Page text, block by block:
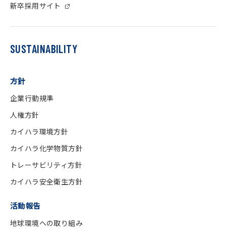
新卒採用サイト
SUSTAINABILITY
方針
企業行動規準
人権方針
カイハラ環境方針
カイハラ化学物質方針
トレーサビリティ方針
カイハラ安全衛生方針
活動報告
地球環境への取り組み